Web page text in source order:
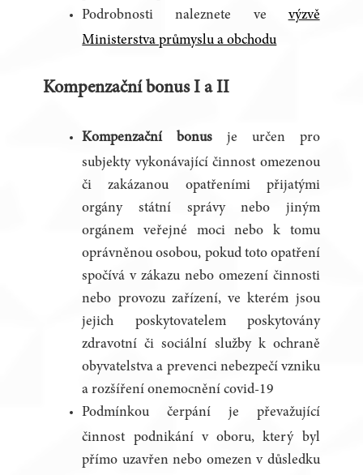
Podrobnosti naleznete ve výzvě
Ministerstva průmyslu a obchodu
Kompenzační bonus I a II
Kompenzační bonus je určen pro
subjekty vykonávající činnost omezenou
či zakázanou opatřeními přijatými
orgány státní správy nebo jiným
orgánem veřejné moci nebo k tomu
oprávněnou osobou, pokud toto opatření
spočívá v zákazu nebo omezení činnosti
nebo provozu zařízení, ve kterém jsou
jejich poskytovatelem poskytovány
zdravotní či sociální služby k ochraně
obyvatelstva a prevenci nebezpečí vzniku
a rozšíření onemocnění covid-19
Podmínkou čerpání je převažující
činnost podnikání v oboru, který byl
přímo uzavřen nebo omezen v důsledku